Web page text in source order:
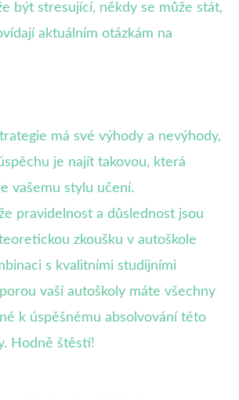
být stresující, někdy se může stát,
aktuálním otázkám na
má své výhody a nevýhody,
je najít takovou, která
vašemu stylu učení.
pravidelnost a důslednost jsou
zkoušku v autoškole
s kvalitními studijními
vaší autoškoly máte všechny
k úspěšnému absolvování této
Hodně štěstí!